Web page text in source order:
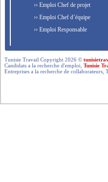
›› Emploi Chef de projet
›› Emploi Chef d’équipe
›› Emploi Responsable
Tunisie Travail Copyright 2026 ©
Candidats a la recherche d'emploi,Tunisie
Entreprises a la recherche de